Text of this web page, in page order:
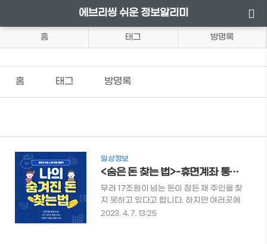
에브리씽 쉬운 정보알리미
홈 태그 방명록
홈 태그 방명록
일상정보
<숨은 돈 찾는 법>-휴면계좌 통합조회-카드 포인트 통합 조회-미청구 보험금 통합 조회
무려 17조원이 넘는 돈이 잠든 채 주인을 찾
지 못하고 있다고 합니다. 하지만 여러곳에
잠든 나의 돈을 찾는 것이 여간 번거로운일
2023. 4. 7. 13:25